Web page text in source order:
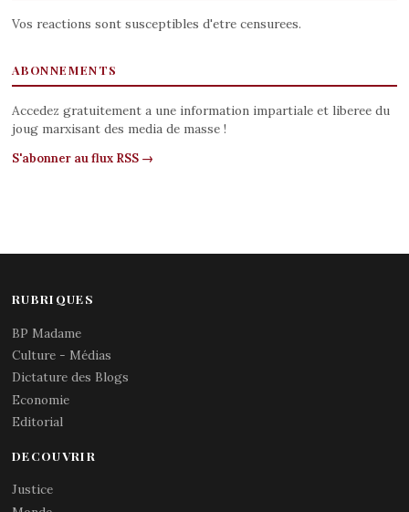
Vos reactions sont susceptibles d'etre censurees.
ABONNEMENTS
Accedez gratuitement a une information impartiale et liberee du
joug marxisant des media de masse !
S'abonner au flux RSS →
RUBRIQUES
BP Madame
Culture - Médias
Dictature des Blogs
Economie
Editorial
DECOUVRIR
Justice